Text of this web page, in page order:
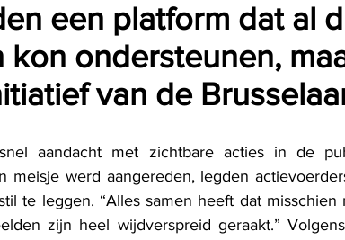
een platform dat al
kon ondersteunen,
van de
aandacht met zichtbare acties in de
meisje werd aangereden, legden
te leggen. “Alles samen heeft dat misschien
zijn heel wijdverspreid geraakt.”